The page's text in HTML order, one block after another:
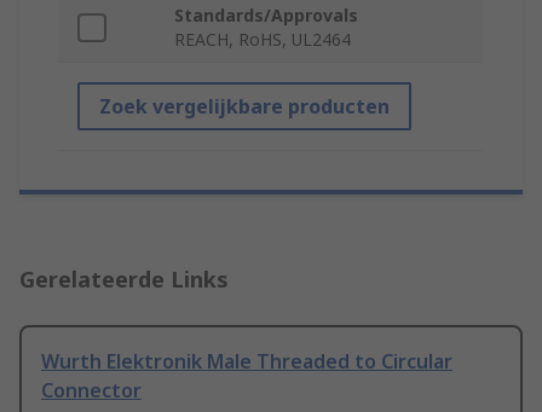
Standards/Approvals
REACH, RoHS, UL2464
Zoek vergelijkbare producten
Gerelateerde Links
Wurth Elektronik Male Threaded to Circular
Connector